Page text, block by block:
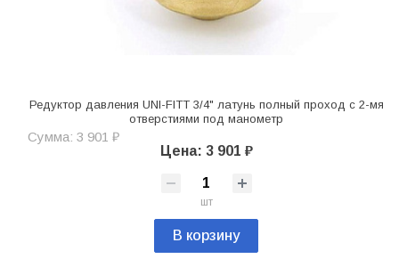
Редуктор давления UNI-FITT 3/4" латунь полный проход с 2-мя
отверстиями под манометр
Сумма: 3 901 ₽
Цена: 3 901 ₽
шт
В корзину